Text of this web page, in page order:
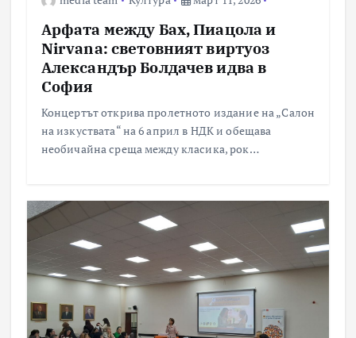
Арфата между Бах, Пиацола и
Nirvana: световният виртуоз
Александър Болдачев идва в
София
Концертът открива пролетното издание на „Салон
на изкуствата“ на 6 април в НДК и обещава
необичайна среща между класика, рок…